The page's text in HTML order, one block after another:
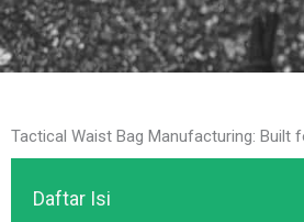
Tactical Waist Bag Manufacturing:
Daftar Isi